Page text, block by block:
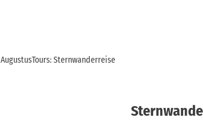
AugustusTours: Sternwanderreise